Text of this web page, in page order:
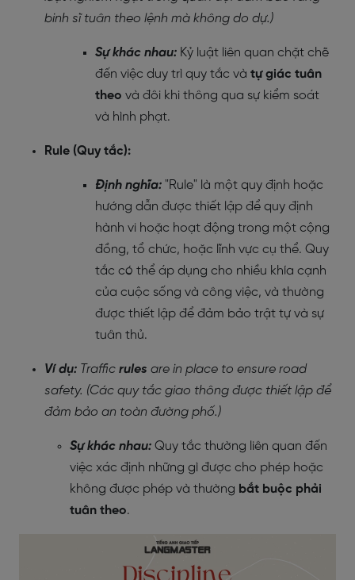
binh sĩ tuân theo lệnh mà không do dự.)
Sự khác nhau: Kỷ luật liên quan chặt chẽ
đến việc duy trì quy tắc và tự giác tuân
theo và đôi khi thông qua sự kiểm soát
và hình phạt.
Rule (Quy tắc):
Định nghĩa: "Rule" là một quy định hoặc
hướng dẫn được thiết lập để quy định
hành vi hoặc hoạt động trong một cộng
đồng, tổ chức, hoặc lĩnh vực cụ thể. Quy
tắc có thể áp dụng cho nhiều khía cạnh
của cuộc sống và công việc, và thường
được thiết lập để đảm bảo trật tự và sự
tuân thủ.
Ví dụ: Traffic rules are in place to ensure road
safety. (Các quy tắc giao thông được thiết lập để
đảm bảo an toàn đường phố.)
Sự khác nhau: Quy tắc thường liên quan đến
việc xác định những gì được cho phép hoặc
không được phép và thường bắt buộc phải
tuân theo.